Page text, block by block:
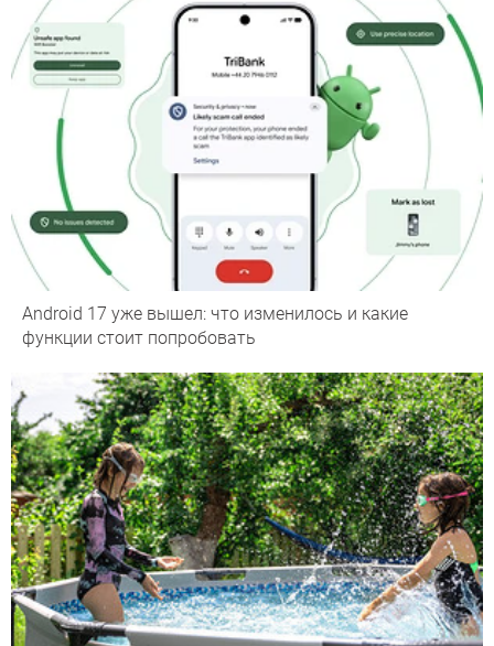
Android 17 уже вышел: что изменилось и какие
функции стоит попробовать